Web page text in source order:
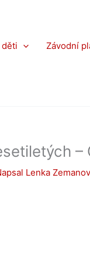
děti
Závodní
–
Lenka